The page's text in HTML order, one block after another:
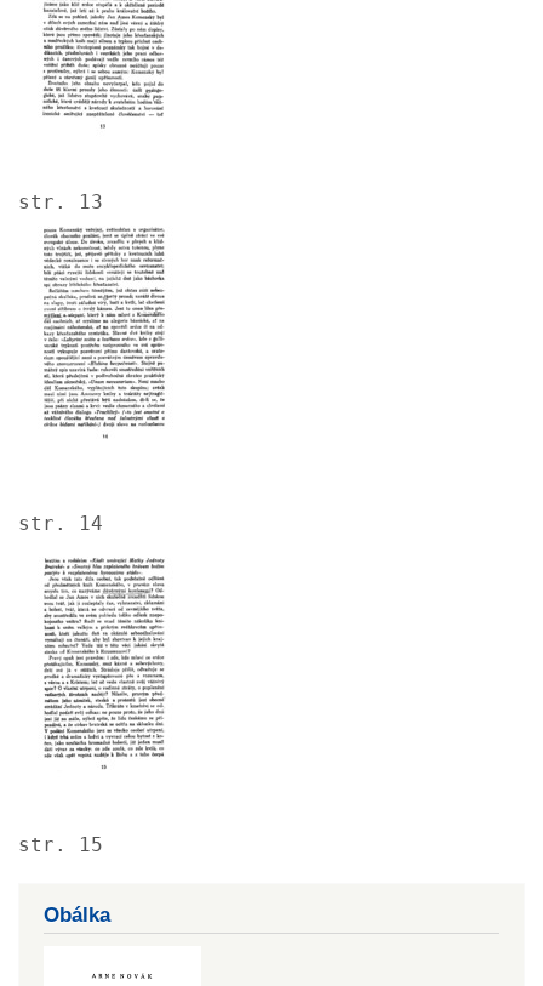
str. 13
Image
str. 14
str. 15
Obálka